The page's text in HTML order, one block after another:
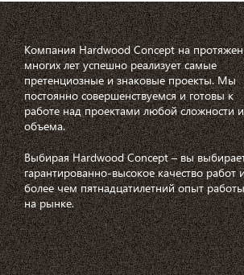
Компания Hardwood Concept на
многих лет успешно реализует самые
претенциозные и знаковые проекты. Мы
постоянно совершенствуемся и готовы к
работе над проектами любой сложности и
объема.
Выбирая Hardwood Concept – вы
гарантированно-высокое качество работ
более чем пятнадцатилетний опыт работы
на рынке.